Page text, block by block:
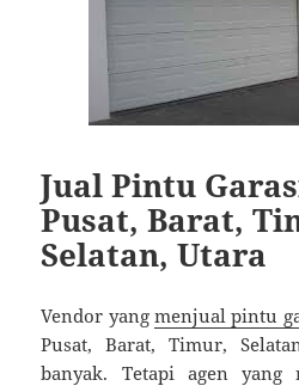
Jual Pintu
Pusat, Barat,
Selatan, Utara
Vendor yangmenjual pintu
Pusat, Barat, Timur,
banyak. Tetapi agen yang